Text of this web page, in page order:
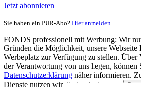
Jetzt abonnieren
Sie haben ein PUR-Abo? Hier anmelden.
FONDS professionell mit Werbung: Wir
Gründen die Möglichkeit, unsere Webseite
Werbeplatz zur Verfügung zu stellen. Über
der Verantwortung von uns liegen, können
Datenschutzerklärung näher informieren.
Dienste nutzen wir Technologien von